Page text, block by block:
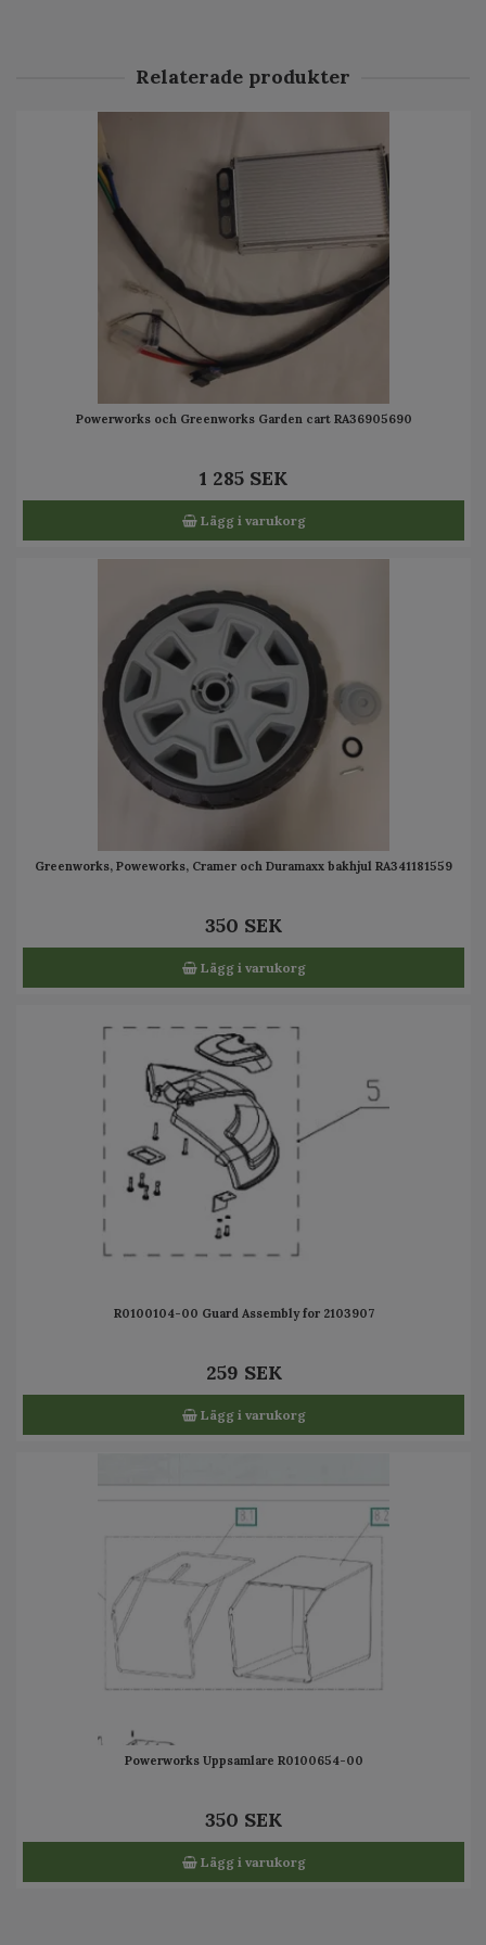
Relaterade produkter
Powerworks och Greenworks Garden cart RA36905690
1 285 SEK
Lägg i varukorg
Greenworks, Poweworks, Cramer och Duramaxx bakhjul RA341181559
350 SEK
Lägg i varukorg
R0100104-00 Guard Assembly for 2103907
259 SEK
Lägg i varukorg
Powerworks Uppsamlare R0100654-00
350 SEK
Lägg i varukorg